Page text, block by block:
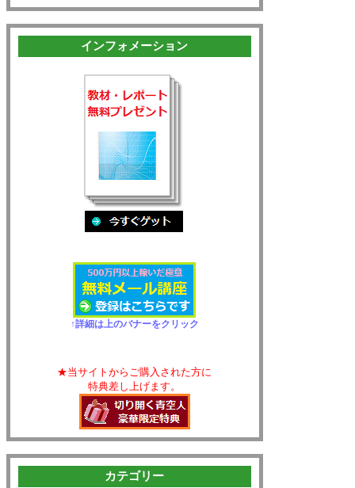
インフォメーション
↑詳細は上のバナーをクリック
★当サイトからご購入された方に
特典差し上げます。
カテゴリー